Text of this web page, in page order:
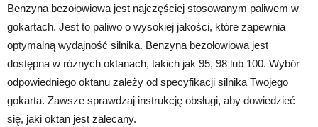
Benzyna bezołowiowa jest najczęściej stosowanym paliwem w
gokartach. Jest to paliwo o wysokiej jakości, które zapewnia
optymalną wydajność silnika. Benzyna bezołowiowa jest
dostępna w różnych oktanach, takich jak 95, 98 lub 100. Wybór
odpowiedniego oktanu zależy od specyfikacji silnika Twojego
gokarta. Zawsze sprawdzaj instrukcję obsługi, aby dowiedzieć
się, jaki oktan jest zalecany.